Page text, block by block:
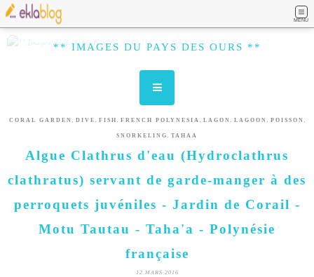
MENU
** IMAGES DU PAYS DES OURS **
CORAL GARDEN , DIVE , FISH , FRENCH POLYNESIA , LAGON , LAGOON , POISSON ,
SNORKELING , TAHAA
Algue Clathrus d'eau (Hydroclathrus
clathratus) servant de garde-manger à des
perroquets juvéniles - Jardin de Corail -
Motu Tautau - Taha'a - Polynésie
française
12 MARS 2016